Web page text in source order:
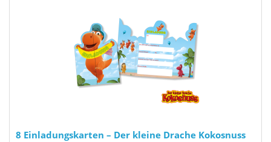
8 Einladungskarten – Der kleine Drache Kokosnuss